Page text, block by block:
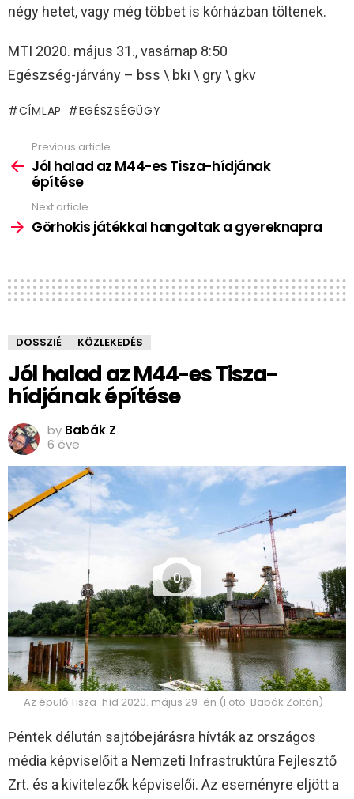
négy hetet, vagy még többet is kórházban töltenek.
MTI 2020. május 31., vasárnap 8:50
Egészség-járvány – bss \ bki \ gry \ gkv
CÍMLAP EGÉSZSÉGÜGY
more
Previous article
Jól halad az M44-es Tisza-hídjának
építése
Next article
Görhokis játékkal hangoltak a gyereknapra
DOSSZIÉ KÖZLEKEDÉS
Jól halad az M44-es Tisza-
hídjának építése
by Babák Z
6 éve
0
Az épülő Tisza-híd 2020. május 29-én (Fotó: Babák Zoltán)
Péntek délután sajtóbejárásra hívták az országos
média képviselőit a Nemzeti Infrastruktúra Fejlesztő
Zrt. és a kivitelezők képviselői. Az eseményre eljött a